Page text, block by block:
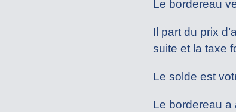
Le bordereau
Il part du prix
suite et la taxe
Le solde est
Le bordereau a